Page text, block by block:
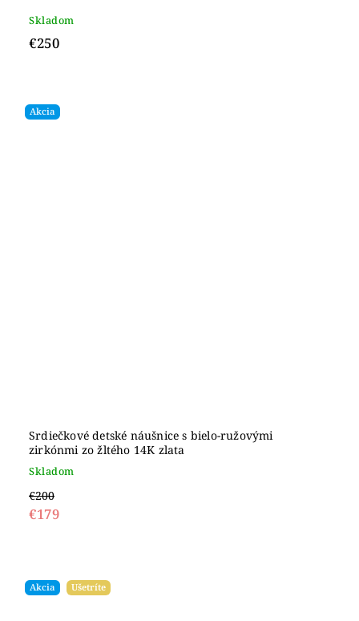
Skladom
€250
Akcia
Srdiečkové detské náušnice s bielo-ružovými
zirkónmi zo žltého 14K zlata
Skladom
€200
€179
Akcia Ušetríte